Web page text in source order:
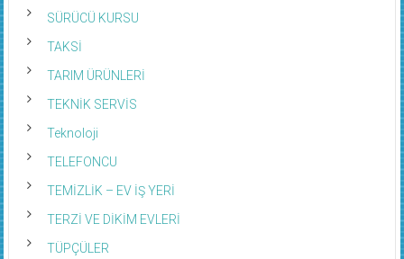
SÜRÜCÜ KURSU
TAKSİ
TARIM ÜRÜNLERİ
TEKNİK SERVİS
Teknoloji
TELEFONCU
TEMİZLİK – EV İŞ YERİ
TERZİ VE DİKİM EVLERİ
TÜPÇÜLER